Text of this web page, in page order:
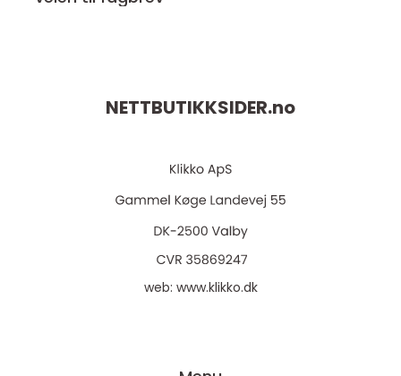
NETTBUTIKKSIDER.no
web: www.klikko.dk